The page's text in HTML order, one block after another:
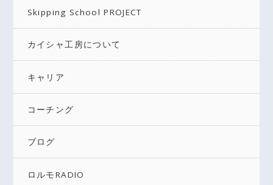
Skipping School PROJECT
カイシャ工房について
キャリア
コーチング
ブログ
ロルモRADIO